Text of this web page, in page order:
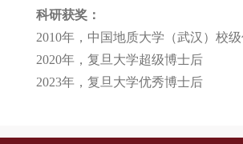
科研获奖：
2010年，中国地质大学（武汉）校
2020年，复旦大学超级博士后
2023年，复旦大学优秀博士后